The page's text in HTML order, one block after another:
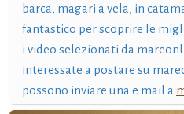
barca, magari a vela, in
fantastico per scoprire le
i video selezionati da
interessate a postare su
possono inviare una e mail a